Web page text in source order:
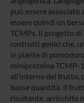
può essere
essere quindi un
TCMPs. Il progetto di
costrutti genici che,
in piante di
miniproteina TCMP-
all’interno del frutto,
basse quantità. Il
risultante, arricchito